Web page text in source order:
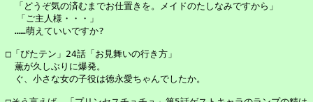
「どうぞ気の済むまでお仕置きを。メイドのたしなみですから」
  「ご主人様・・・」
……萌えていいですか?
□「ぴたテン」24話「お見舞いの行き方」
薫が久しぶりに爆発。
ぐ、小さな女の子役は徳永愛ちゃんでしたか。